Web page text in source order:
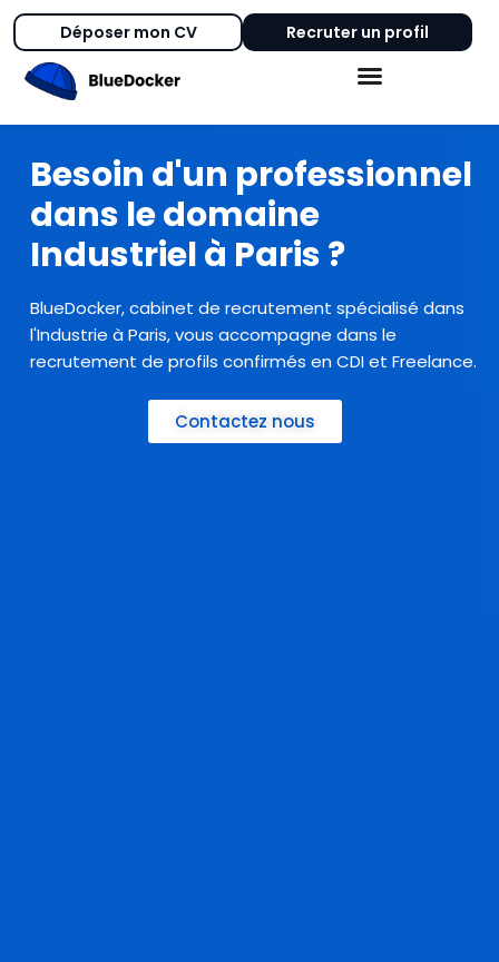
Déposer mon CV Recruter un profil
Besoin d'un professionnel
dans le domaine
Industriel à Paris ?
BlueDocker, cabinet de recrutement spécialisé dans
l'Industrie à Paris, vous accompagne dans le
recrutement de profils confirmés en CDI et Freelance.
Contactez nous